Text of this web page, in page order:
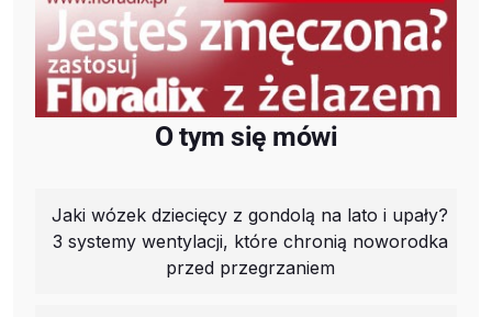
O tym się mówi
Jaki wózek dziecięcy z gondolą na lato i upały?
3 systemy wentylacji, które chronią noworodka
przed przegrzaniem